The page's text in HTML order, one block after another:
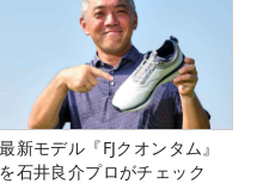
最新モデル『FJクオンタム』
を石井良介プロがチェック